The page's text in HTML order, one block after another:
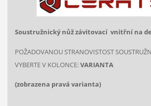
Soustružnický nůž závitovací vnitřní na
POŽADOVANOU STRANOVISTOST
VYBERTE V KOLONCE:VARIANTA
(zobrazena pravá varianta)